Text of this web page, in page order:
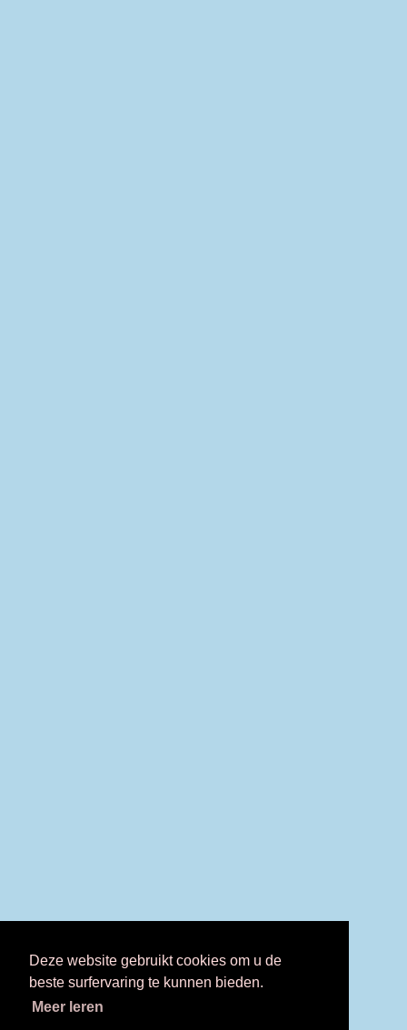
Deze website gebruikt cookies om u de
beste surfervaring te kunnen bieden.
Meer leren